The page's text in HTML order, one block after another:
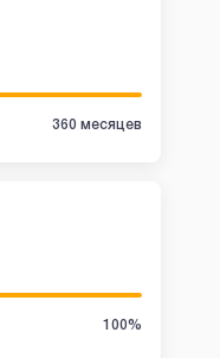
360 месяцев
100%